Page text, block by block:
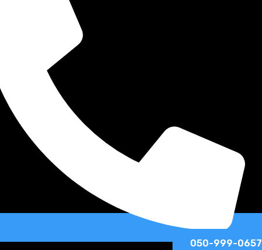
050-999-